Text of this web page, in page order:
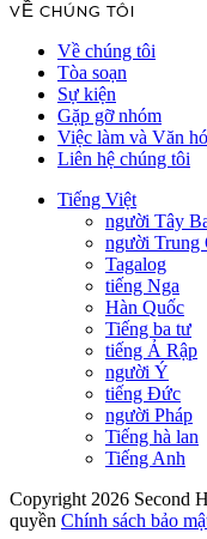
VỀ CHÚNG TÔI
Về chúng tôi
Tòa soạn
Sự kiện
Gặp gỡ nhóm
Việc làm và Văn
Liên hệ chúng tôi
Tiếng Việt
người Tây
người Trung
Tagalog
tiếng Nga
Hàn Quốc
Tiếng ba tư
tiếng Ả Rập
người Ý
tiếng Đức
người Pháp
Tiếng hà lan
Tiếng Anh
Copyright 2026 Second
quyền Chính sách bảo